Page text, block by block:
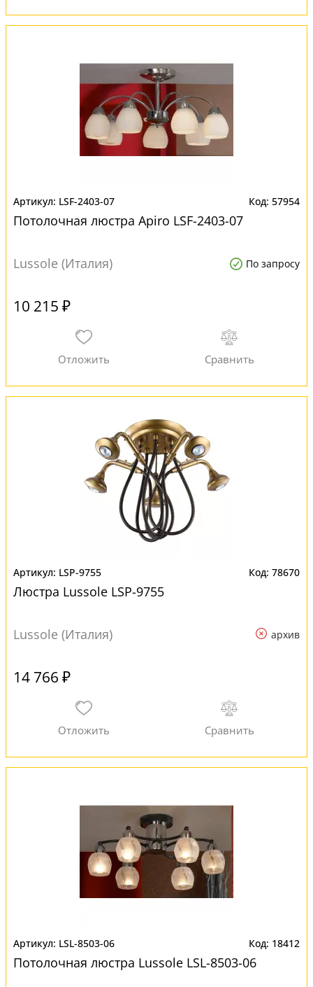
LSF-2403-07 57954
Потолочная люстра Apiro LSF-2403-07
Lussole (Италия) По запросу
10 215 ₽
LSP-9755 78670
Люстра Lussole LSP-9755
Lussole (Италия) архив
14 766 ₽
LSL-8503-06 18412
Потолочная люстра Lussole LSL-8503-06